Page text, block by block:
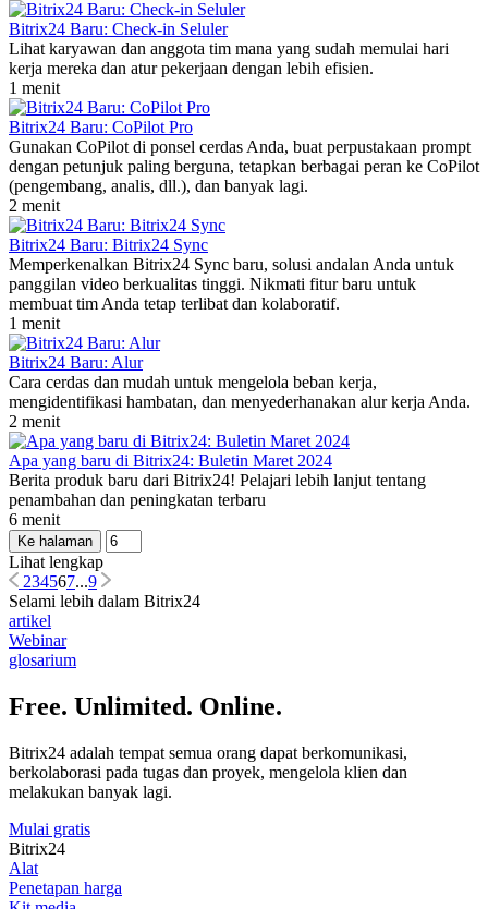
Bitrix24 Baru: Check-in Seluler
Lihat karyawan dan anggota tim mana yang sudah memulai hari
kerja mereka dan atur pekerjaan dengan lebih efisien.
1 menit
Bitrix24 Baru: CoPilot Pro
Gunakan CoPilot di ponsel cerdas Anda, buat perpustakaan prompt
dengan petunjuk paling berguna, tetapkan berbagai peran ke CoPilot
(pengembang, analis, dll.), dan banyak lagi.
2 menit
Bitrix24 Baru: Bitrix24 Sync
Memperkenalkan Bitrix24 Sync baru, solusi andalan Anda untuk
panggilan video berkualitas tinggi. Nikmati fitur baru untuk
membuat tim Anda tetap terlibat dan kolaboratif.
1 menit
Bitrix24 Baru: Alur
Cara cerdas dan mudah untuk mengelola beban kerja,
mengidentifikasi hambatan, dan menyederhanakan alur kerja Anda.
2 menit
Apa yang baru di Bitrix24: Buletin Maret 2024
Berita produk baru dari Bitrix24! Pelajari lebih lanjut tentang
penambahan dan peningkatan terbaru
6 menit
Ke halaman
Lihat lengkap
234567...9
Selami lebih dalam Bitrix24
artikel
Webinar
glosarium
Free. Unlimited. Online.
Bitrix24 adalah tempat semua orang dapat berkomunikasi,
berkolaborasi pada tugas dan proyek, mengelola klien dan
melakukan banyak lagi.
Mulai gratis
Bitrix24
Alat
Penetapan harga